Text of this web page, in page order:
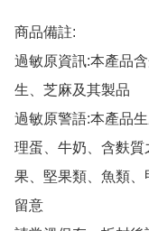
商品備註:
過敏原資訊:本產品
生、芝麻及其製品
過敏原警語:本產品
理蛋、牛奶、含麩
果、堅果類、魚類
留意